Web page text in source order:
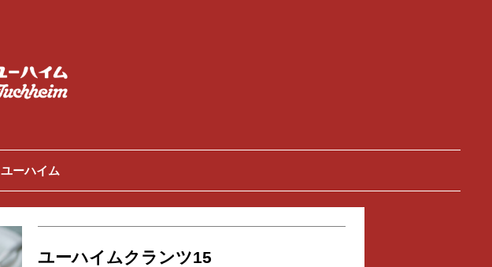
ユーハイム
ユーハイムクランツ15